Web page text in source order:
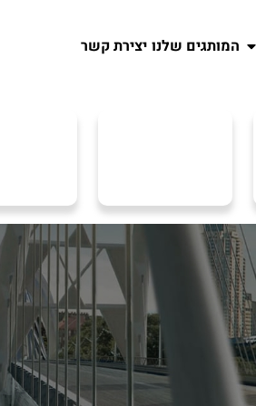
המותגים שלנו יצירת קשר